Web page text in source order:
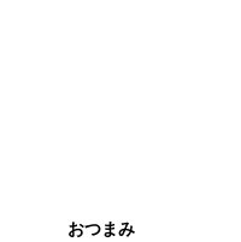
おつまみ